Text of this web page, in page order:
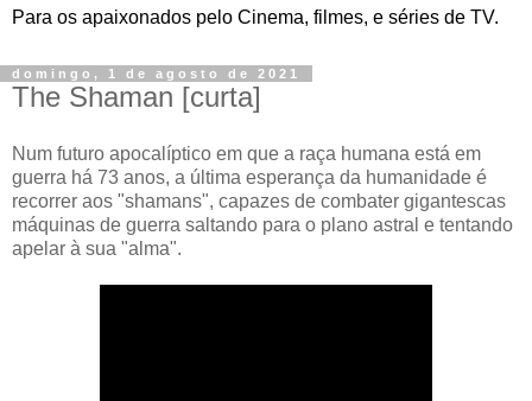
Para os apaixonados pelo Cinema, filmes, e séries de TV.
domingo, 1 de agosto de 2021
The Shaman [curta]
Num futuro apocalíptico em que a raça humana está em
guerra há 73 anos, a última esperança da humanidade é
recorrer aos "shamans", capazes de combater gigantescas
máquinas de guerra saltando para o plano astral e tentando
apelar à sua "alma".